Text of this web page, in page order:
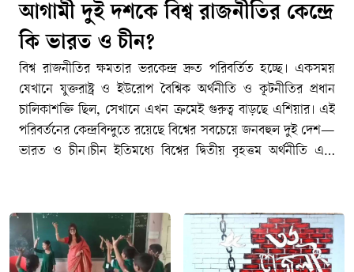
আগামী দুই দশকে বিশ্ব রাজনীতির কেন্দ্রে
কি ভারত ও চীন?
বিশ্ব রাজনীতির ক্ষমতার ভরকেন্দ্র দ্রুত পরিবর্তিত হচ্ছে। একসময়
যেখানে যুক্তরাষ্ট্র ও ইউরোপ বৈশ্বিক অর্থনীতি ও কূটনীতির প্রধান
চালিকাশক্তি ছিল, সেখানে এখন ক্রমেই গুরুত্ব বাড়ছে এশিয়ার। এই
পরিবর্তনের কেন্দ্রবিন্দুতে রয়েছে বিশ্বের সবচেয়ে জনবহুল দুই দেশ—
ভারত ও চীন।চীন ইতিমধ্যে বিশ্বের দ্বিতীয় বৃহত্তম অর্থনীতি এবং
সম্প্রসারণ ও ক্রমবর্ধমান আন্তর্জাতিক প্রভাবের কারণে ভারত
ভবিষ্যতের অন্যতম গুরুত্বপূর্ণ শক্তি হিসেবে উঠে আসছে।তবে প্রশ্ন
হলো—আগামী দুই দশকে বিশ্ব রাজনীতির ক্ষমতার ভারসাম্যে ভারত